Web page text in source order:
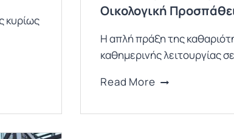
κυρίως
Οικολογική
Η απλή πράξη της
καθημερινής λειτουργίας
Read MoreΕξοικονόμηση
–